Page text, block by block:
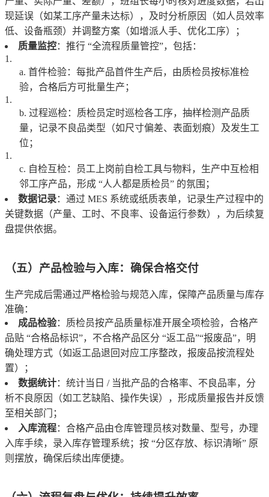
现延误（如某工序产量未达标），及时分析原因（如人员效率
低、设备瓶颈）并调整方案（如增派人手、优化工序）；
质量监控：推行 “全流程质量管控”，包括：
首件检验：每批产品首件生产后，由质检员按标准检
验，合格后方可批量生产；
过程巡检：质检员定时巡检各工序，抽样检测产品质
量，记录不良品类型（如尺寸偏差、表面划痕）及发生工
位；
自检互检：员工上岗前自检工具与物料，生产中互检相
邻工序产品，形成 “人人都是质检员” 的氛围；
数据记录：通过 MES 系统或纸质表单，记录生产过程中的
关键数据（产量、工时、不良率、设备运行参数），为后续复
盘提供依据。
（五）产品检验与入库：确保合格交付
生产完成后需通过严格检验与规范入库，保障产品质量与库存
准确：
成品检验：质检员按产品质量标准开展全项检验，合格产
品贴 “合格品标识”，不合格产品区分 “返工品”“报废品”，明
确处理方式（如返工品退回对应工序整改，报废品按流程处
置）；
数据统计：统计当日 / 当批产品的合格率、不良品率，分
析不良原因（如工艺缺陷、操作失误），形成质量报告并反馈
至相关部门；
入库流程：合格产品由仓库管理员核对数量、型号，办理
入库手续，录入库存管理系统；按 “分区存放、标识清晰” 原
则摆放，确保后续出库便捷。